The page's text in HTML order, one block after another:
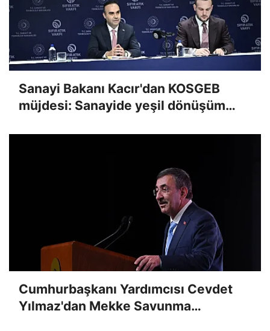
Sanayi Bakanı Kacır'dan KOSGEB
müjdesi: Sanayide yeşil dönüşüm
Cumhurbaşkanı Yardımcısı Cevdet
Yılmaz'dan Mekke Savunma